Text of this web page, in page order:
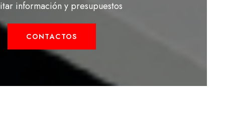
información y presupuestos
CONTACTOS